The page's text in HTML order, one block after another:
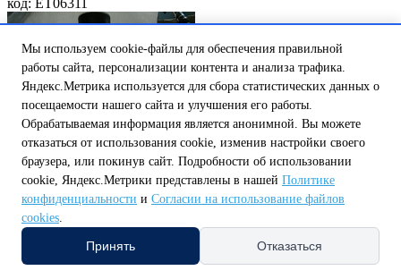
код: ET06311
Тройник эл/св d63 SDR11 ПЭ100 (Беларусь)
Есть в наличии
Цена:
Мы используем cookie-файлы для обеспечения правильной
работы сайта, персонализации контента и анализа трафика.
Яндекс.Метрика используется для сбора статистических данных о
посещаемости нашего сайта и улучшения его работы.
Обрабатываемая информация является анонимной. Вы можете
отказаться от использования cookie, изменив настройки своего
браузера, или покинув сайт. Подробности об использовании
cookie, Яндекс.Метрики представлены в нашей Политике
конфиденциальности и Согласии на использование файлов
cookies.
Принять Отказаться